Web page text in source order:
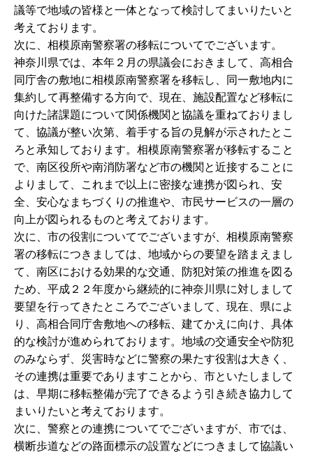
議等で地域の皆様と一体となって検討してまいりたいと
考えております。
次に、相模原南警察署の移転についてでございます。
神奈川県では、本年２月の県議会におきまして、高相合
同庁舎の敷地に相模原南警察署を移転し、同一敷地内に
集約して再整備する方向で、現在、施設配置など移転に
向けた諸課題について関係機関と協議を重ねておりまし
て、協議が整い次第、着手する旨の見解が示されたとこ
ろと承知しております。相模原南警察署が移転すること
で、南区役所や南消防署など市の機関と近接することに
よりまして、これまで以上に密接な連携が図られ、安
全、安心なまちづくりの推進や、市民サービスの一層の
向上が図られるものと考えております。
次に、市の役割についてでございますが、相模原南警察
署の移転につきましては、地域からの要望を踏まえまし
て、南区における効果的な交通、防犯対策の推進を図る
ため、平成２２年度から継続的に神奈川県に対しまして
要望を行ってきたところでございまして、現在、県によ
り、高相合同庁舎敷地への移転、建てかえに向け、具体
的な検討が進められております。地域の交通安全や防犯
のみならず、災害時などに警察の果たす役割は大きく、
その連携は重要でありますことから、市といたしまして
は、早期に移転整備が完了できるよう引き続き協力して
まいりたいと考えております。
次に、警察との連携についてでございますが、市では、
横断歩道などの路面標示の設置などにつきまして協議い